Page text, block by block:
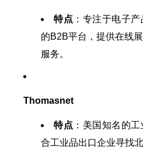
特点 ：专注于电子
的B2B平台，提供在线
服务。
Thomasnet
特点 ：美国知名的
合工业品出口企业寻找